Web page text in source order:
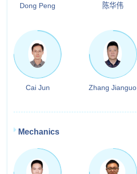
Dong Peng 陈华伟
Cai Jun Zhang Jianguo
Mechanics